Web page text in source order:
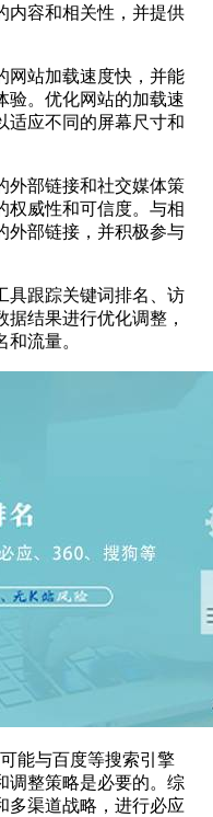
内容和相关性，并提供
网站加载速度快，并能
验。优化网站的加载速
适应不同的屏幕尺寸和
外部链接和社交媒体策
权威性和可信度。与相
外部链接，并积极参与
具跟踪关键词排名、访
结果进行优化调整，
流量。
能与百度等搜索引擎
调整策略是必要的。综
多渠道战略，进行必应